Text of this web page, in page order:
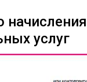
услуг